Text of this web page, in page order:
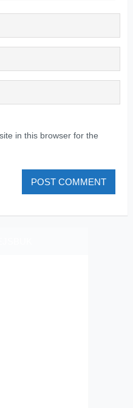
in this browser for the